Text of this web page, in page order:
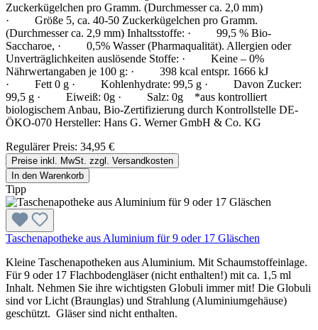
Zuckerkügelchen pro Gramm. (Durchmesser ca. 2,0 mm)
· Größe 5, ca. 40-50 Zuckerkügelchen pro Gramm.
(Durchmesser ca. 2,9 mm) Inhaltsstoffe: · 99,5 % Bio-
Saccharoe, · 0,5% Wasser (Pharmaqualität). Allergien oder
Unverträglichkeiten auslösende Stoffe: · Keine – 0%
Nährwertangaben je 100 g: · 398 kcal entspr. 1666 kJ
· Fett 0 g · Kohlenhydrate: 99,5 g · Davon Zucker:
99,5 g · Eiweiß: 0g · Salz: 0g *aus kontrolliert
biologischem Anbau, Bio-Zertifizierung durch Kontrollstelle DE-
ÖKO-070 Hersteller: Hans G. Werner GmbH & Co. KG
Regulärer Preis: 34,95 €
Preise inkl. MwSt. zzgl. Versandkosten
In den Warenkorb
Tipp
Taschenapotheke aus Aluminium für 9 oder 17 Gläschen
Kleine Taschenapotheken aus Aluminium. Mit Schaumstoffeinlage.
Für 9 oder 17 Flachbodengläser (nicht enthalten!) mit ca. 1,5 ml
Inhalt. Nehmen Sie ihre wichtigsten Globuli immer mit! Die Globuli
sind vor Licht (Braunglas) und Strahlung (Aluminiumgehäuse)
geschützt. Gläser sind nicht enthalten.